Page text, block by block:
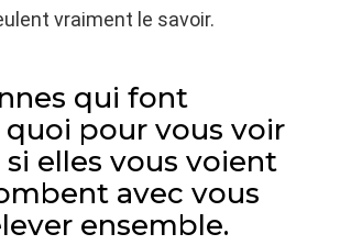
vraiment le savoir.
qui font
quoi pour vous voir
elles vous voient
avec vous
ensemble.